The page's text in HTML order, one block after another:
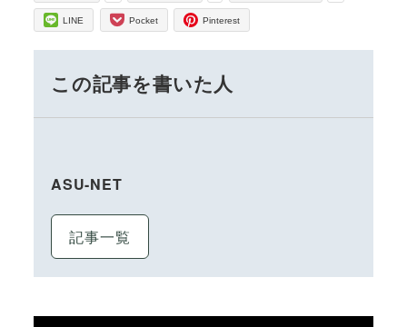
LINE Pocket Pinterest
この記事を書いた人
ASU-NET
記事一覧